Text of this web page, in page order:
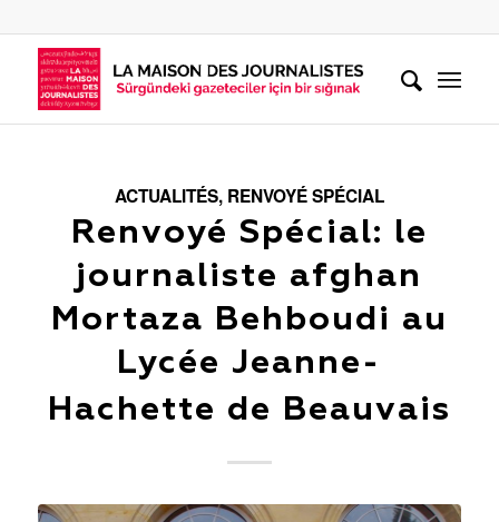
ACTUALITÉS, RENVOYÉ SPÉCIAL
Renvoyé Spécial: le
journaliste afghan
Mortaza Behboudi au
Lycée Jeanne-
Hachette de Beauvais